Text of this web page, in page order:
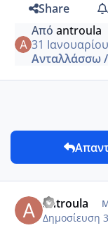
Share
Από antroula
31
Ανταλλάσσω
antroula
Δημοσίευση